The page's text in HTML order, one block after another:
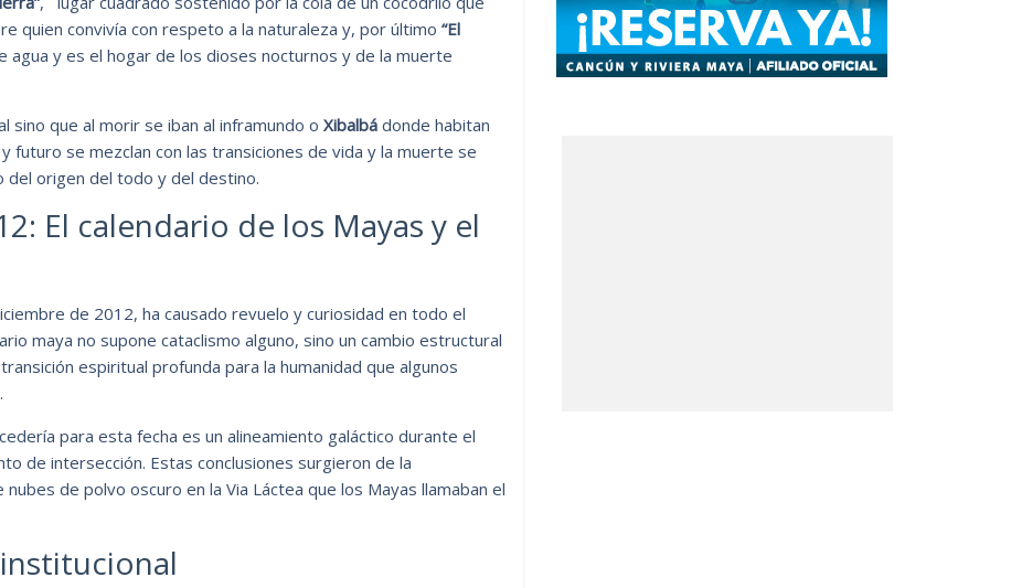
quien convivía con respeto a la naturaleza y, por último “El
y es el hogar de los dioses nocturnos y de la muerte
sino que al morir se iban al inframundo o Xibalbá donde habitan
futuro se mezclan con las transiciones de vida y la muerte se
del origen del todo y del destino.
El calendario de los Mayas y el
de 2012, ha causado revuelo y curiosidad en todo el
maya no supone cataclismo alguno, sino un cambio estructural
espiritual profunda para la humanidad que algunos
para esta fecha es un alineamiento galáctico durante el
de intersección. Estas conclusiones surgieron de la
nubes de polvo oscuro en la Via Láctea que los Mayas llamaban el